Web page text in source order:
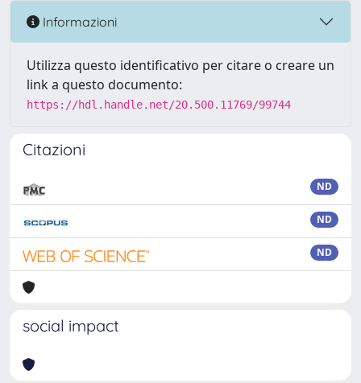
Informazioni
Utilizza questo identificativo per citare o creare un
link a questo documento:
https://hdl.handle.net/20.500.11769/99744
Citazioni
ND
ND
ND
social impact